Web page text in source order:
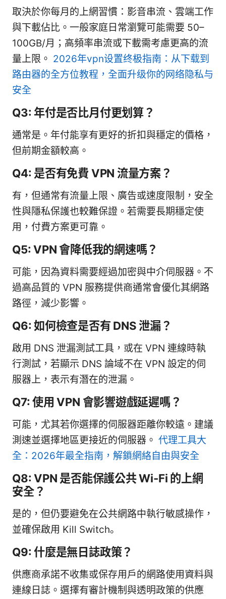
取決於你每月的上網習慣：影音串流、雲端工作
與下載佔比。一般家庭日常瀏覽可能需要 50–
100GB/月；高頻率串流或下載需考慮更高的流
量上限。 2026年vpn设置终极指南：从下载到
路由器的全方位教程，全面升级你的网络隐私与
安全
Q3: 年付是否比月付更划算？
通常是。年付能享有更好的折扣與穩定的價格，
但前期金額較高。
Q4: 是否有免費 VPN 流量方案？
有，但通常有流量上限、廣告或速度限制，安全
性與隱私保護也較難保證。若需要長期穩定使
用，付費方案更可靠。
Q5: VPN 會降低我的網速嗎？
可能，因為資料需要經過加密與中介伺服器。不
過高品質的 VPN 服務提供商通常會優化其網路
路徑，減少影響。
Q6: 如何檢查是否有 DNS 泄漏？
啟用 DNS 泄漏測試工具，或在 VPN 連線時執
行測試，若顯示 DNS 論域不在 VPN 設定的伺
服器上，表示有潛在的泄漏。
Q7: 使用 VPN 會影響遊戲延遲嗎？
可能，尤其若你選擇的伺服器距離你較遠。建議
測速並選擇地區更接近的伺服器。 代理工具大
全：2026年最全指南，解鎖網絡自由與安全
Q8: VPN 是否能保護公共 Wi-Fi 的上網
安全？
是的，但仍要避免在公共網路中執行敏感操作，
並確保啟用 Kill Switch。
Q9: 什麼是無日誌政策？
供應商承諾不收集或保存用戶的網路使用資料與
連線日誌。選擇有審計機制與透明政策的供應